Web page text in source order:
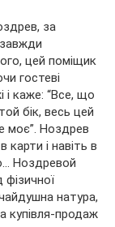
за
цей поміщик
гостеві
каже: “Все, що
бік, весь цей
моє”. Ноздрев
і навіть в
Ноздревой
фізичної
натура,
купівля-продаж